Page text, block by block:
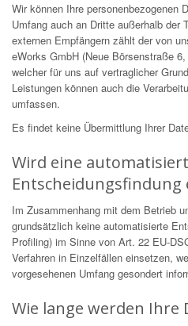
Wir können Ihre personenbezogenen
Umfang auch an Dritte außerhalb der
externen Empfängern zählt der von
eWorks GmbH (Neue Börsenstraße
welcher für uns auf vertraglicher
Leistungen können auch die
umfassen.
Es findet keine Übermittlung Ihrer
Wird eine
Entscheidungsfindung
Im Zusammenhang mit dem Betrieb
grundsätzlich keine automatisierte
Profiling) im Sinne von Art. 22 EU-
Verfahren in Einzelfällen einsetzen,
vorgesehenen Umfang gesondert
Wie lange werden Ihre